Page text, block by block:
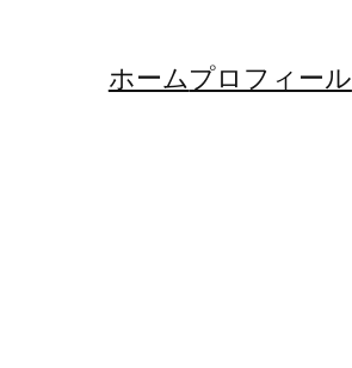
ホームプロフィール